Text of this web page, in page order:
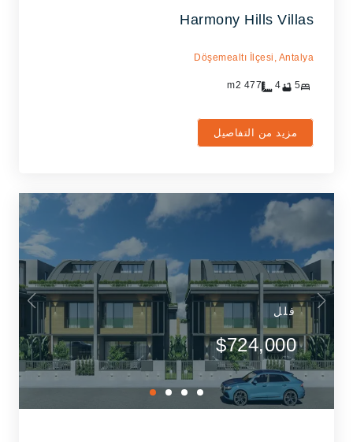
Harmony Hills Villas
Döşemealtı İlçesi, Antalya
5
4
477
مزيد من التفاصيل
فلل
$724,000